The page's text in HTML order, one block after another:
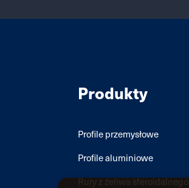
Produkty
Profile przemysłowe
Profile aluminiowe
Rury z żeliwa sferoidalnego